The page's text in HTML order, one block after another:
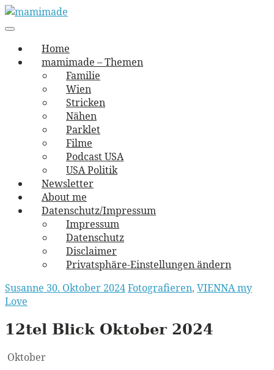
Skip
to
mamimade
vernäht und zugetextet
navigation
Menu
Home
mamimade – Themen
Familie
Wien
Stricken
Nähen
Parklet
Filme
Podcast USA
USA Politik
Newsletter
About me
Datenschutz/Impressum
Impressum
Datenschutz
Disclaimer
Privatsphäre-Einstellungen ändern
Susanne 30. Oktober 2024Fotografieren, VIENNA my
Love
12tel Blick Oktober 2024
Oktober